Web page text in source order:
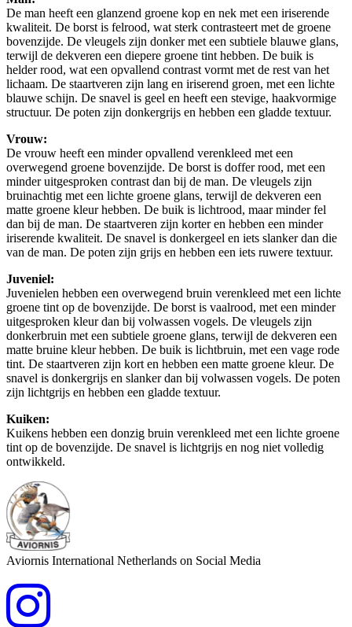
De man heeft een glanzend groene kop en nek met een iriserende
kwaliteit. De borst is felrood, wat sterk contrasteert met de groene
bovenzijde. De vleugels zijn donker met een subtiele blauwe glans,
terwijl de dekveren een diepere groene tint hebben. De buik is
helder rood, wat een opvallend contrast vormt met de rest van het
lichaam. De staartveren zijn lang en iriserend groen, met een lichte
blauwe schijn. De snavel is geel en heeft een stevige, haakvormige
structuur. De poten zijn donkergrijs en hebben een gladde textuur.
Vrouw:
De vrouw heeft een minder opvallend verenkleed met een
overwegend groene bovenzijde. De borst is doffer rood, met een
minder uitgesproken contrast dan bij de man. De vleugels zijn
bruinachtig met een lichte groene glans, terwijl de dekveren een
matte groene kleur hebben. De buik is lichtrood, maar minder fel
dan bij de man. De staartveren zijn korter en hebben een minder
iriserende kwaliteit. De snavel is donkergeel en iets slanker dan die
van de man. De poten zijn grijs en hebben een iets ruwere textuur.
Juveniel:
Juvenielen hebben een overwegend bruin verenkleed met een lichte
groene tint op de bovenzijde. De borst is vaalrood, met een minder
uitgesproken kleur dan bij volwassen vogels. De vleugels zijn
donkerbruin met een subtiele groene glans, terwijl de dekveren een
matte bruine kleur hebben. De buik is lichtbruin, met een vage rode
tint. De staartveren zijn kort en hebben een matte groene kleur. De
snavel is donkergrijs en slanker dan bij volwassen vogels. De poten
zijn lichtgrijs en hebben een gladde textuur.
Kuiken:
Kuikens hebben een donzig bruin verenkleed met een lichte groene
tint op de bovenzijde. De snavel is lichtgrijs en nog niet volledig
ontwikkeld.
Aviornis International Netherlands on Social Media